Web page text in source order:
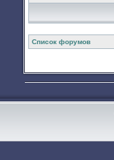
Список форумов